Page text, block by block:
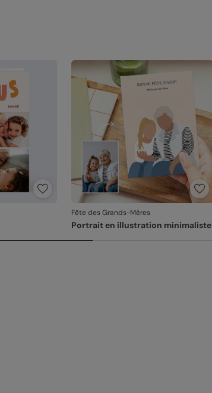
Fête des Grands-Mères
Portrait en illustration minimaliste